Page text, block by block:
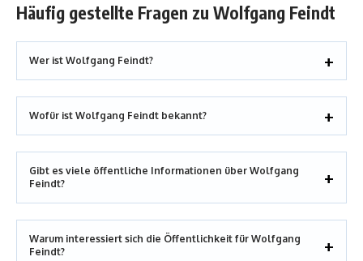
Häufig gestellte Fragen zu Wolfgang Feindt
Wer ist Wolfgang Feindt?
Wofür ist Wolfgang Feindt bekannt?
Gibt es viele öffentliche Informationen über Wolfgang
Feindt?
Warum interessiert sich die Öffentlichkeit für Wolfgang
Feindt?